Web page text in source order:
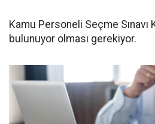
Kamu Personeli Seçme Sınavı
bulunuyor olması gerekiyor.